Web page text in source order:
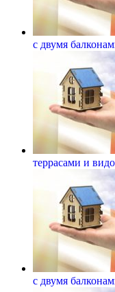
с двумя
террасами и
с двумя